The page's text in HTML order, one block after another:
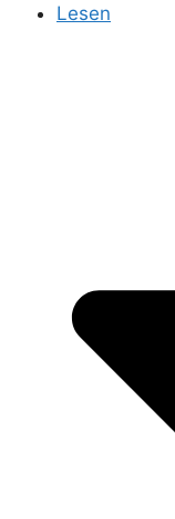
Lesen